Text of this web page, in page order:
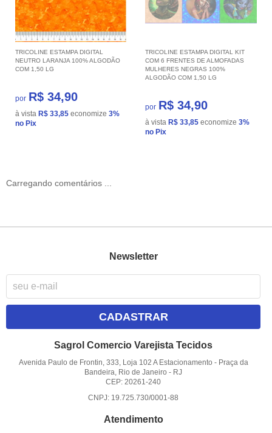
TRICOLINE ESTAMPA DIGITAL
NEUTRO LARANJA 100% ALGODÃO
COM 1,50 LG
por R$ 34,90
à vista R$ 33,85 economize 3%
no Pix
TRICOLINE ESTAMPA DIGITAL KIT
COM 6 FRENTES DE ALMOFADAS
MULHERES NEGRAS 100%
ALGODÃO COM 1,50 LG
por R$ 34,90
à vista R$ 33,85 economize 3%
no Pix
Carregando comentários ...
Newsletter
CADASTRAR
Sagrol Comercio Varejista Tecidos
Avenida Paulo de Frontin, 333, Loja 102 A Estacionamento - Praça da
Bandeira, Rio de Janeiro - RJ
CEP: 20261-240
CNPJ: 19.725.730/0001-88
Atendimento